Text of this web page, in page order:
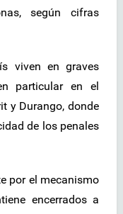
según cifras
viven en graves
particular en el
y Durango, donde
de los penales
por el mecanismo
encerrados a